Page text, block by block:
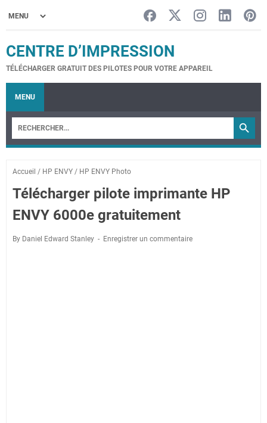
CENTRE D’IMPRESSION
TÉLÉCHARGER GRATUIT DES PILOTES POUR VOTRE APPAREIL
MENU
Accueil / HP ENVY / HP ENVY Photo
Télécharger pilote imprimante HP
ENVY 6000e gratuitement
By Daniel Edward Stanley Enregistrer un commentaire